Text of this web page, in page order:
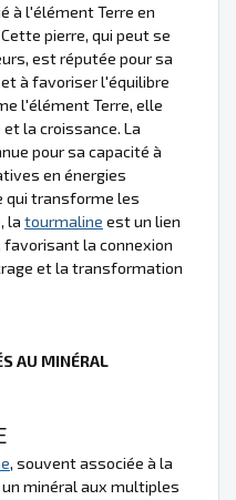
à l'élément Terre en
pierre, qui peut se
est réputée pour sa
à favoriser l'équilibre
l'élément Terre, elle
la croissance. La
pour sa capacité à
en énergies
qui transforme les
la tourmaline est un lien
la connexion
et la transformation
AU MINÉRAL
, souvent associée à la
minéral aux multiples